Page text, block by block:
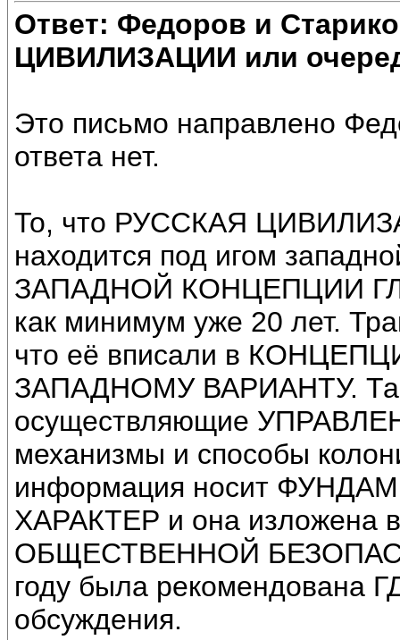
Ответ: Федоров и
ЦИВИЛИЗАЦИИ или
Это письмо направлено
ответа нет.
То, что РУССКАЯ
находится под игом
ЗАПАДНОЙ КОНЦЕПЦИИ
как минимум уже 20 лет.
что её вписали в
ЗАПАДНОМУ ВАРИАНТУ.
осуществляющие
механизмы и способы
информация носит
ХАРАКТЕР и она изложена
ОБЩЕСТВЕННОЙ
году была рекомендована
обсуждения.